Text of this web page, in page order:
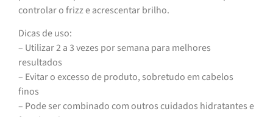
controlar o frizz e acrescentar brilho.
Dicas de uso:
– Utilizar 2 a 3 vezes por semana para melhores
resultados
– Evitar o excesso de produto, sobretudo em cabelos
finos
– Pode ser combinado com outros cuidados hidratantes e